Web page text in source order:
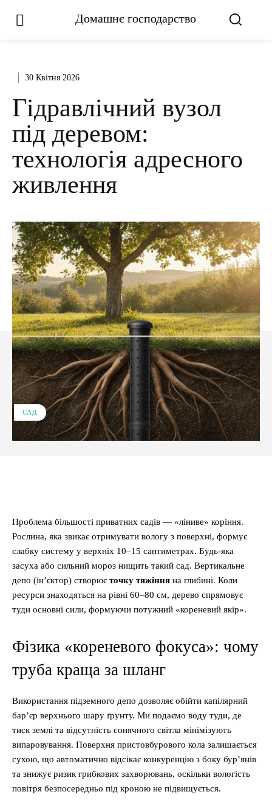
Домашнє господарство
30 Квітня 2026
Гідравлічний вузол
під деревом:
технологія адресного
живлення
САД
Проблема більшості приватних садів — «ліниве» коріння.
Рослина, яка звикає отримувати вологу з поверхні, формує
слабку систему у верхніх 10–15 сантиметрах. Будь-яка
засуха або сильний мороз нищить такий сад. Вертикальне
депо (ін’єктор) створює точку тяжіння на глибині. Коли
ресурси знаходяться на рівні 60–80 см, дерево спрямовує
туди основні сили, формуючи потужний «кореневий якір».
Фізика «кореневого фокуса»: чому
труба краща за шланг
Використання підземного депо дозволяє обійти капілярний
бар’єр верхнього шару ґрунту. Ми подаємо воду туди, де
тиск землі та відсутність сонячного світла мінімізують
випаровування. Поверхня пристовбурового кола залишається
сухою, що автоматично відсікає конкуренцію з боку бур’янів
та знижує ризик грибкових захворювань, оскільки вологість
повітря безпосередньо під кроною не підвищується.